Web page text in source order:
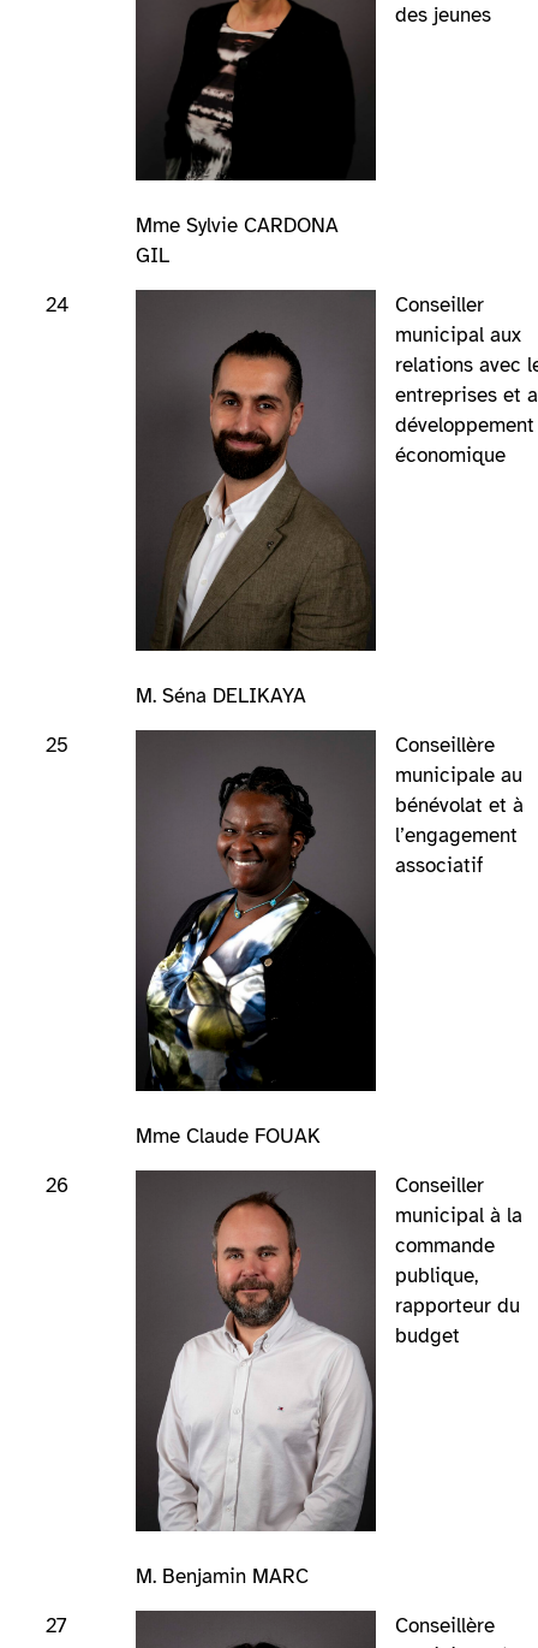
Mme Sylvie CARDONA
GIL
des jeunes
24
M. Séna DELIKAYA
Conseiller
municipal aux
relations avec
entreprises et
développement
économique
25
Mme Claude FOUAK
Conseillère
municipale au
bénévolat et à
l’engagement
associatif
26
M. Benjamin MARC
Conseiller
municipal à la
commande
publique,
rapporteur du
budget
27
Conseillère